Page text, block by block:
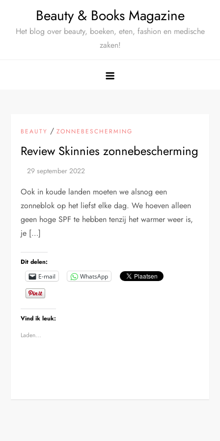
Beauty & Books Magazine
Het blog over beauty, boeken, eten, fashion en medische
zaken!
BEAUTY /ZONNEBESCHERMING
Review Skinnies zonnebescherming
Ook in koude landen moeten we alsnog een
zonneblok op het liefst elke dag. We hoeven alleen
geen hoge SPF te hebben tenzij het warmer weer is,
je […]
Dit delen:
E-mail WhatsApp
Vind ik leuk:
Laden...